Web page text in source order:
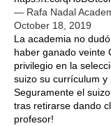
— Rafa Nadal
October 18, 2019
La academia no
haber ganado veinte
privilegio en la
suizo su currículum
Seguramente el
tras retirarse dando
profesor!